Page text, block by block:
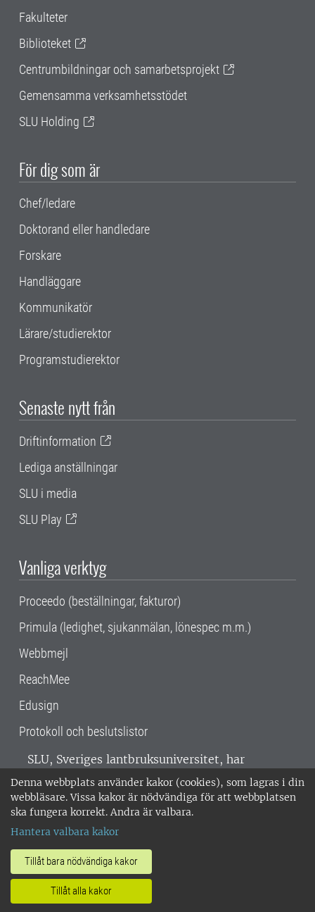
Denna webbplats använder kakor (cookies), som lagras i din
webbläsare. Vissa kakor är nödvändiga för att webbplatsen
ska fungera korrekt. Andra är valbara.
Hantera valbara kakor
Tillåt bara nödvändiga kakor
Tillåt alla kakor
Fakulteter
Biblioteket
Centrumbildningar och samarbetsprojekt
Gemensamma verksamhetsstödet
SLU Holding
För dig som är
Chef/ledare
Doktorand eller handledare
Forskare
Handläggare
Kommunikatör
Lärare/studierektor
Programstudierektor
Senaste nytt från
Driftinformation
Lediga anställningar
SLU i media
SLU Play
Vanliga verktyg
Proceedo (beställningar, fakturor)
Primula (ledighet, sjukanmälan, lönespec m.m.)
Webbmejl
ReachMee
Edusign
Protokoll och beslutslistor
SLU, Sveriges lantbruksuniversitet, har
verksamhet över hela Sverige. Huvudorter är
Alnarp, Uppsala och Umeå.SLU är
miljöcertifierat enligt ISO 14001. •
018-67 10 00 • Org nr: 202100-2817 •
Om SLU:s webbplatser
•Hantera kakor•Behandling av
personuppgifter